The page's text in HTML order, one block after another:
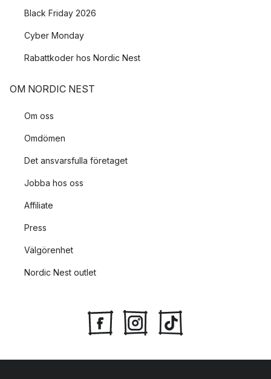
Black Friday 2026
Cyber Monday
Rabattkoder hos Nordic Nest
OM NORDIC NEST
Om oss
Omdömen
Det ansvarsfulla företaget
Jobba hos oss
Affiliate
Press
Välgörenhet
Nordic Nest outlet